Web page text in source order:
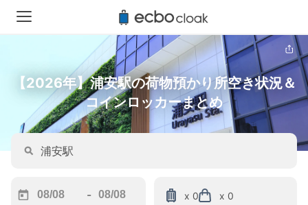
【2026年】浦安駅の荷物預かり所空き状況＆
コインロッカーまとめ
-
x 0 x 0